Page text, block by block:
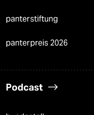
panterstiftung
panterpreis 2026
Podcast